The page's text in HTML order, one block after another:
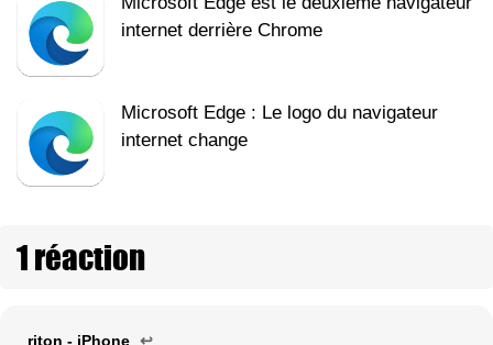
internet derrière Chrome
Microsoft Edge : Le logo du navigateur
internet change
1 réaction
riton - iPhone ↩